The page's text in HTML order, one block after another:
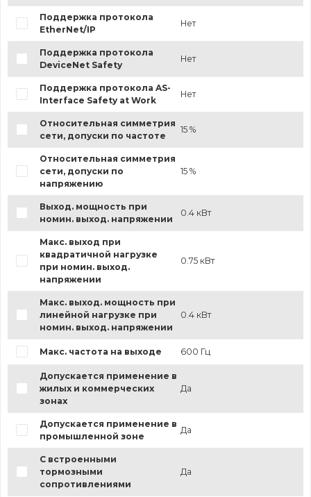
Поддержка протокола
EtherNet/IP
Нет
Поддержка протокола
DeviceNet Safety
Нет
Поддержка протокола AS-
Interface Safety at Work
Нет
Относительная симметрия
сети, допуски по частоте
15 %
Относительная симметрия
сети, допуски по
напряжению
15 %
Выход. мощность при
номин. выход. напряжении
0.4 кВт
Макс. выход при
квадратичной нагрузке
при номин. выход.
напряжении
0.75 кВт
Макс. выход. мощность при
линейной нагрузке при
номин. выход. напряжении
0.4 кВт
Макс. частота на выходе 600 Гц
Допускается применение в
жилых и коммерческих
зонах
Да
Допускается применение в
промышленной зоне
Да
С встроенными
тормозными
сопротивлениями
Да